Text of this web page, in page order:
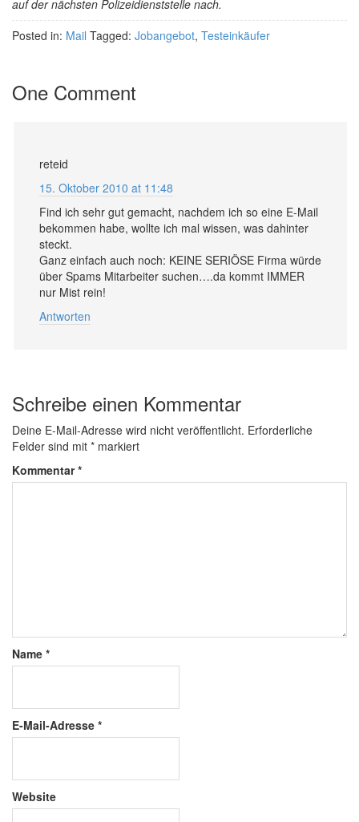
auf der nächsten Polizeidienststelle nach.
Posted in: Mail Tagged: Jobangebot, Testeinkäufer
One Comment
reteid
15. Oktober 2010 at 11:48
Find ich sehr gut gemacht, nachdem ich so eine E-Mail
bekommen habe, wollte ich mal wissen, was dahinter
steckt.
Ganz einfach auch noch: KEINE SERIÖSE Firma würde
über Spams Mitarbeiter suchen….da kommt IMMER
nur Mist rein!
Antworten
Schreibe einen Kommentar
Deine E-Mail-Adresse wird nicht veröffentlicht. Erforderliche
Felder sind mit * markiert
Kommentar*
Name *
E-Mail-Adresse *
Website